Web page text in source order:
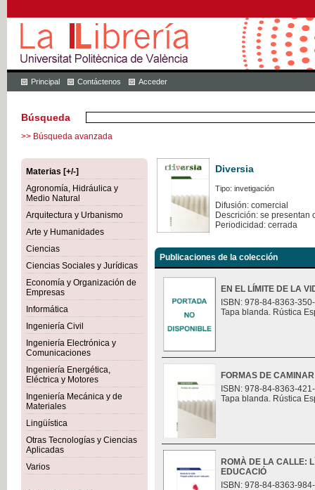
Principal Contáctenos Acceder
Búsqueda
>> Búsqueda avanzada
Materias [+/-]
Agronomía, Hidráulica y
Medio Natural
Arquitectura y Urbanismo
Arte y Humanidades
Ciencias
Ciencias Sociales y Jurídicas
Economía y Organización de
Empresas
Informática
Ingeniería Civil
Ingeniería Electrónica y
Comunicaciones
Ingeniería Energética,
Eléctrica y Motores
Ingeniería Mecánica y de
Materiales
Lingüística
Otras Tecnologías y Ciencias
Aplicadas
Varios
Diversia
Tipo: invetigación
Difusión: comercial
Descrición: se presentan
Periodicidad: cerrada
Publicaciones de la colección
EN EL LÍMITE DE LA
ISBN: 978-84-8363-
Tapa blanda. Rústica
FORMAS DE CAMINAR
ISBN: 978-84-8363-
Tapa blanda. Rústica
ROMÀ DE LA CALLE:
EDUCACIÓ
ISBN: 978-84-8363-